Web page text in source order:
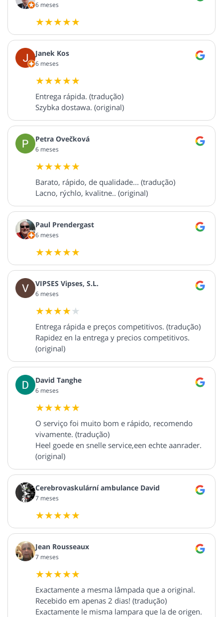
6 meses
Janek Kos
6 meses
Entrega rápida. (tradução)
Szybka dostawa. (original)
Petra Ovečková
6 meses
Barato, rápido, de qualidade... (tradução)
Lacno, rýchlo, kvalitne.. (original)
Paul Prendergast
6 meses
VIPSES Vipses, S.L.
6 meses
Entrega rápida e preços competitivos. (tradução)
Rapidez en la entrega y precios competitivos.
(original)
David Tanghe
6 meses
O serviço foi muito bom e rápido, recomendo
vivamente. (tradução)
Heel goede en snelle service,een echte aanrader.
(original)
Cerebrovaskulární ambulance David
7 meses
Jean Rousseaux
7 meses
Exactamente a mesma lâmpada que a original.
Recebido em apenas 2 dias! (tradução)
Exactamente le misma lampara que la de origen.